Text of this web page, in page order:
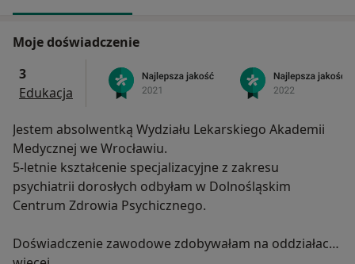
Moje doświadczenie
3
Edukacja
Jestem absolwentką Wydziału Lekarskiego Akademii
Medycznej we Wrocławiu.
5-letnie kształcenie specjalizacyjne z zakresu
psychiatrii dorosłych odbyłam w Dolnośląskim
Centrum Zdrowia Psychicznego.
Doświadczenie zawodowe zdobywałam na oddziałach